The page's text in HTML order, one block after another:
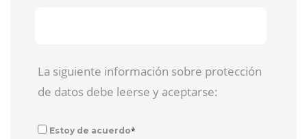
La siguiente información sobre protección
de datos debe leerse y aceptarse:
Estoy de acuerdo*